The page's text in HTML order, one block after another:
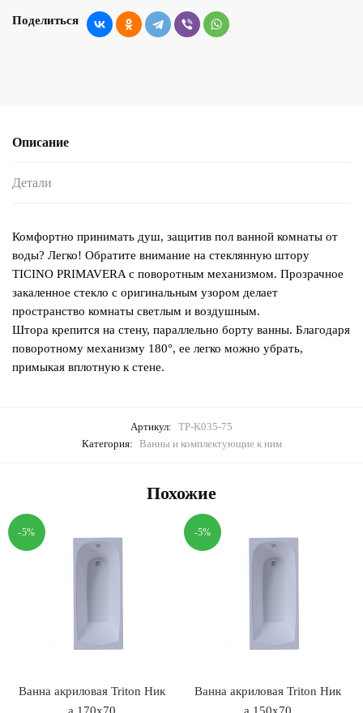
Поделиться
Описание
Детали
Комфортно принимать душ, защитив пол ванной комнаты от
воды? Легко! Обратите внимание на стеклянную штору
TICINO PRIMAVERA с поворотным механизмом. Прозрачное
закаленное стекло с оригинальным узором делает
пространство комнаты светлым и воздушным.
Штора крепится на стену, параллельно борту ванны. Благодаря
поворотному механизму 180°, ее легко можно убрать,
примыкая вплотную к стене.
Артикул: TP-K035-75
Категория: Ванны и комплектующие к ним
Похожие
-5%
Ванна акриловая Triton Ник
-5%
Ванна акриловая Triton Ник